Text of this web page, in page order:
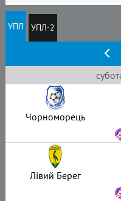
УПЛ УПЛ-2
Чорноморець
Лівий Берег